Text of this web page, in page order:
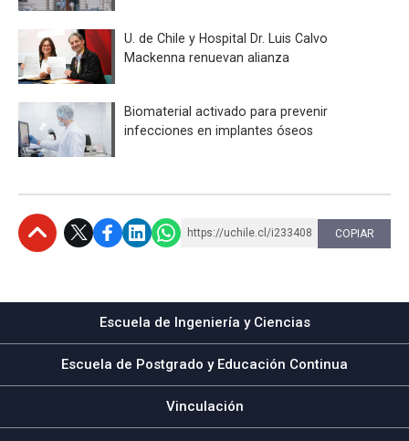
U. de Chile y Hospital Dr. Luis Calvo
Mackenna renuevan alianza
Biomaterial activado para prevenir
infecciones en implantes óseos
https://uchile.cl/i233408 COPIAR
Escuela de Ingeniería y Ciencias
Escuela de Postgrado y Educación Continua
Vinculación